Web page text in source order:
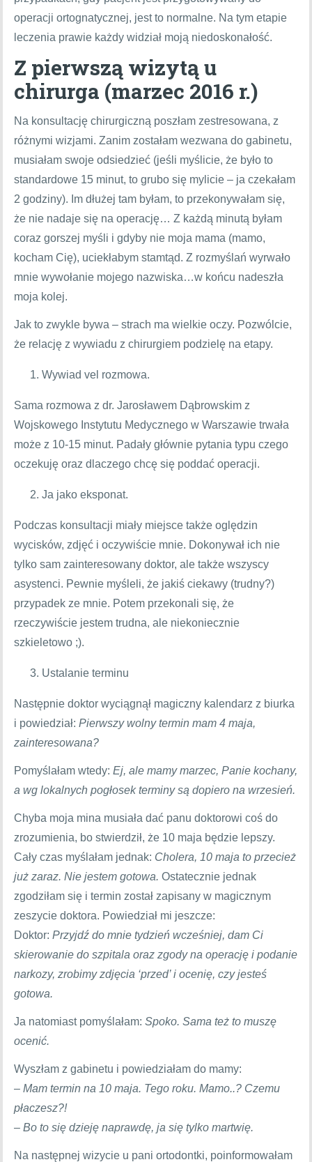
operacji ortognatycznej, jest to normalne. Na tym etapie
leczenia prawie każdy widział moją niedoskonałość.
Z pierwszą wizytą u
chirurga (marzec 2016 r.)
Na konsultację chirurgiczną poszłam zestresowana, z
różnymi wizjami. Zanim zostałam wezwana do gabinetu,
musiałam swoje odsiedzieć (jeśli myślicie, że było to
standardowe 15 minut, to grubo się mylicie – ja czekałam
2 godziny). Im dłużej tam byłam, to przekonywałam się,
że nie nadaje się na operację… Z każdą minutą byłam
coraz gorszej myśli i gdyby nie moja mama (mamo,
kocham Cię), uciekłabym stamtąd. Z rozmyślań wyrwało
mnie wywołanie mojego nazwiska…w końcu nadeszła
moja kolej.
Jak to zwykle bywa – strach ma wielkie oczy. Pozwólcie,
że relację z wywiadu z chirurgiem podzielę na etapy.
Wywiad vel rozmowa.
Sama rozmowa z dr. Jarosławem Dąbrowskim z
Wojskowego Instytutu Medycznego w Warszawie trwała
może z 10-15 minut. Padały głównie pytania typu czego
oczekuję oraz dlaczego chcę się poddać operacji.
Ja jako eksponat.
Podczas konsultacji miały miejsce także oględzin
wycisków, zdjęć i oczywiście mnie. Dokonywał ich nie
tylko sam zainteresowany doktor, ale także wszyscy
asystenci. Pewnie myśleli, że jakiś ciekawy (trudny?)
przypadek ze mnie. Potem przekonali się, że
rzeczywiście jestem trudna, ale niekoniecznie
szkieletowo ;).
Ustalanie terminu
Następnie doktor wyciągnął magiczny kalendarz z biurka
i powiedział: Pierwszy wolny termin mam 4 maja,
zainteresowana?
Pomyślałam wtedy: Ej, ale mamy marzec, Panie kochany,
a wg lokalnych pogłosek terminy są dopiero na wrzesień.
Chyba moja mina musiała dać panu doktorowi coś do
zrozumienia, bo stwierdził, że 10 maja będzie lepszy.
Cały czas myślałam jednak: Cholera, 10 maja to przecież
już zaraz. Nie jestem gotowa. Ostatecznie jednak
zgodziłam się i termin został zapisany w magicznym
zeszycie doktora. Powiedział mi jeszcze:
Doktor: Przyjdź do mnie tydzień wcześniej, dam Ci
skierowanie do szpitala oraz zgody na operację i podanie
narkozy, zrobimy zdjęcia ‘przed’ i ocenię, czy jesteś
gotowa.
Ja natomiast pomyślałam: Spoko. Sama też to muszę
ocenić.
Wyszłam z gabinetu i powiedziałam do mamy:
– Mam termin na 10 maja. Tego roku. Mamo..? Czemu
płaczesz?!
– Bo to się dzieję naprawdę, ja się tylko martwię.
Na następnej wizycie u pani ortodontki, poinformowałam